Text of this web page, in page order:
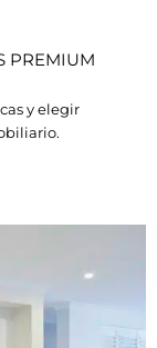
PREMIUM
y elegir